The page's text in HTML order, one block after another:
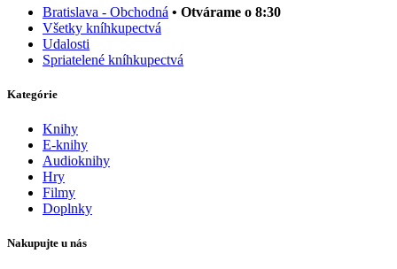
Bratislava - Obchodná • Otvárame o 8:30
Všetky kníhkupectvá
Udalosti
Spriatelené kníhkupectvá
Kategórie
Knihy
E-knihy
Audioknihy
Hry
Filmy
Doplnky
Nakupujte u nás